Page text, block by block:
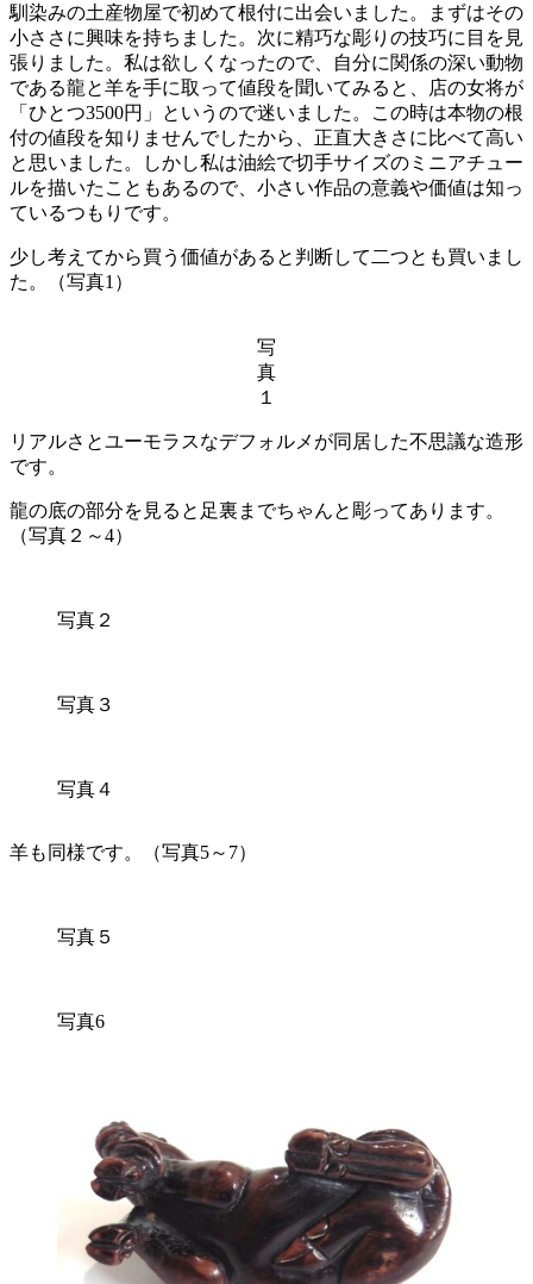
馴染みの土産物屋で初めて根付に出会いました。まずはその
小ささに興味を持ちました。次に精巧な彫りの技巧に目を見
張りました。私は欲しくなったので、自分に関係の深い動物
である龍と羊を手に取って値段を聞いてみると、店の女将が
「ひとつ3500円」というので迷いました。この時は本物の根
付の値段を知りませんでしたから、正直大きさに比べて高い
と思いました。しかし私は油絵で切手サイズのミニアチュー
ルを描いたこともあるので、小さい作品の意義や価値は知っ
ているつもりです。
少し考えてから買う価値があると判断して二つとも買いまし
た。（写真1）
写
真
１
リアルさとユーモラスなデフォルメが同居した不思議な造形
です。
龍の底の部分を見ると足裏までちゃんと彫ってあります。
（写真２～4）
写真２
写真３
写真４
羊も同様です。（写真5～7）
写真５
写真6